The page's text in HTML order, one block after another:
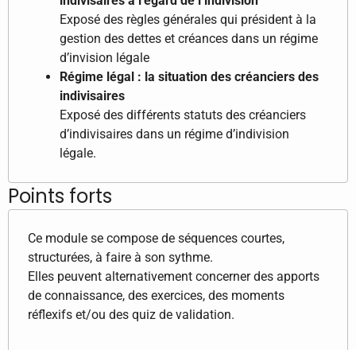
Exposé des règles générales qui président à la
gestion des dettes et créances dans un régime
d’invision légale
Régime légal : la situation des créanciers des
indivisaires
Exposé des différents statuts des créanciers
d’indivisaires dans un régime d’indivision
légale.
Points forts
Ce module se compose de séquences courtes,
structurées, à faire à son sythme.
Elles peuvent alternativement concerner des apports
de connaissance, des exercices, des moments
réflexifs et/ou des quiz de validation.